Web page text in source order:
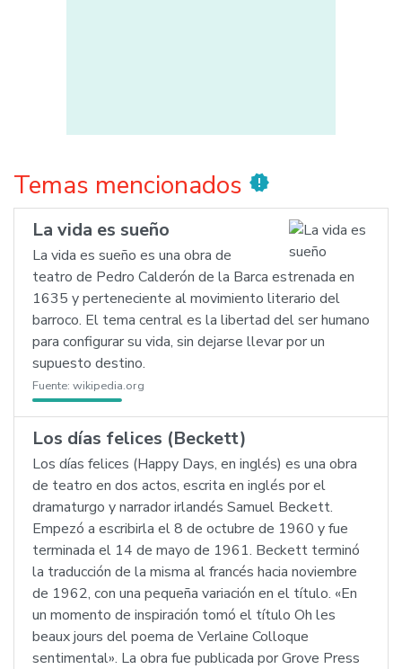
Temas mencionados new_releases
La vida es sueño
La vida es sueño es una obra de
teatro de Pedro Calderón de la Barca estrenada en
1635 y perteneciente al movimiento literario del
barroco. El tema central es la libertad del ser humano
para configurar su vida, sin dejarse llevar por un
supuesto destino.
Fuente: wikipedia.org
Los días felices (Beckett)
Los días felices (Happy Days, en inglés) es una obra
de teatro en dos actos, escrita en inglés por el
dramaturgo y narrador irlandés Samuel Beckett.
Empezó a escribirla el 8 de octubre de 1960 y fue
terminada el 14 de mayo de 1961. Beckett terminó
la traducción de la misma al francés hacia noviembre
de 1962, con una pequeña variación en el título. «En
un momento de inspiración tomó el título Oh les
beaux jours del poema de Verlaine Colloque
sentimental». La obra fue publicada por Grove Press